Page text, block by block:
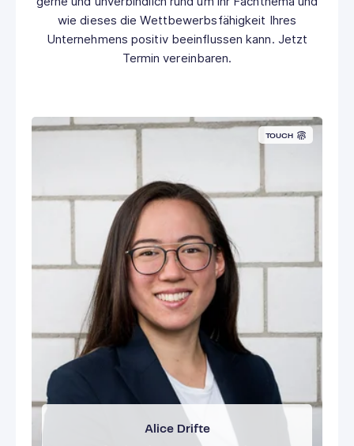
wie dieses die Wettbewerbsfähigkeit Ihres
Unternehmens positiv beeinflussen kann. Jetzt
Termin vereinbaren.
TOUCH
Kontaktformular →
Alice Drifte